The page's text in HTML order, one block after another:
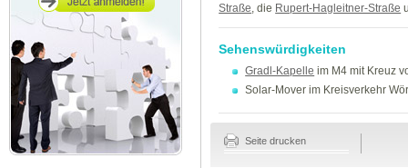
Straße , die Rupert-Hagleitner-Straße
Sehenswürdigkeiten
Gradl-Kapelle im M4 mit Kreuz
Solar-Mover im Kreisverkehr
Seite drucken